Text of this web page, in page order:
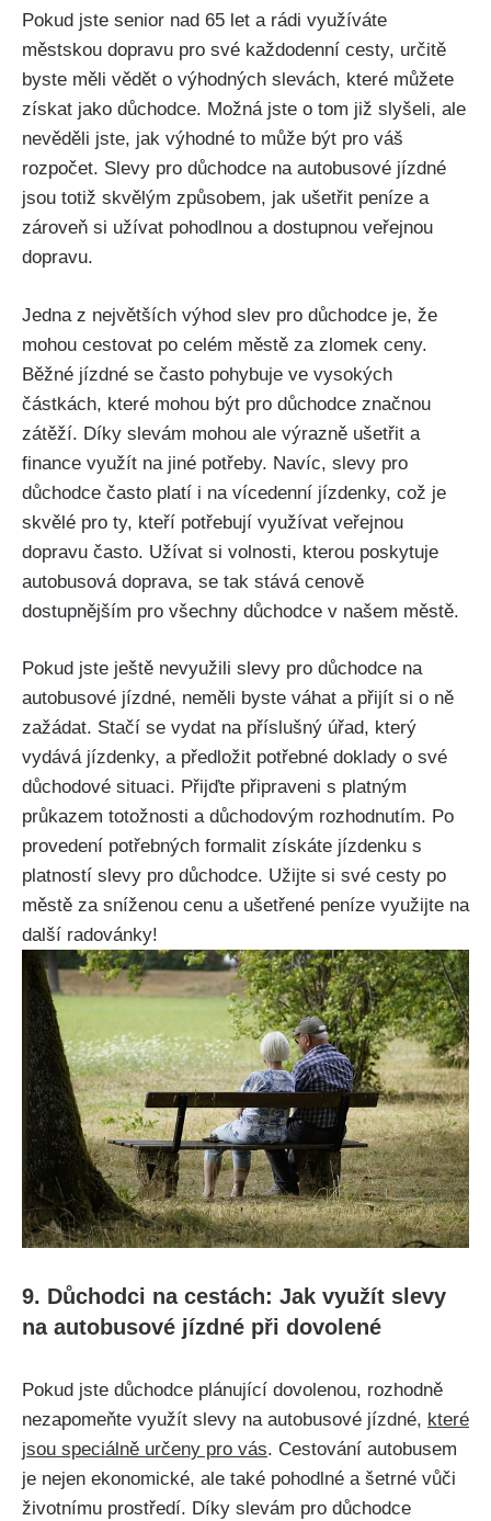
Pokud jste senior nad 65 let a rádi využíváte
městskou dopravu pro své každodenní cesty, určitě
byste měli vědět o výhodných slevách, které můžete
získat jako důchodce. Možná jste o tom již slyšeli, ale
nevěděli jste, jak výhodné to může být pro váš
rozpočet. Slevy pro důchodce na autobusové jízdné
jsou totiž skvělým způsobem, jak ušetřit peníze a
zároveň si užívat pohodlnou a dostupnou veřejnou
dopravu.
Jedna z největších výhod slev pro důchodce je, že
mohou cestovat po celém městě za zlomek ceny.
Běžné jízdné se často pohybuje ve vysokých
částkách, které mohou být pro důchodce značnou
zátěží. Díky slevám mohou ale výrazně ušetřit a
finance využít na jiné potřeby. Navíc, slevy pro
důchodce často platí i na vícedenní jízdenky, což je
skvělé pro ty, kteří potřebují využívat veřejnou
dopravu často. Užívat si volnosti, kterou poskytuje
autobusová doprava, se tak stává cenově
dostupnějším pro všechny důchodce v našem městě.
Pokud jste ještě nevyužili slevy pro důchodce na
autobusové jízdné, neměli byste váhat a přijít si o ně
zažádat. Stačí se vydat na příslušný úřad, který
vydává jízdenky, a předložit potřebné doklady o své
důchodové situaci. Přijďte připraveni s platným
průkazem totožnosti a důchodovým rozhodnutím. Po
provedení potřebných formalit získáte jízdenku s
platností slevy pro důchodce. Užijte si své cesty po
městě za sníženou cenu a ušetřené peníze využijte na
další radovánky!
9. Důchodci na cestách: Jak využít slevy
na autobusové jízdné při dovolené
Pokud jste důchodce plánující dovolenou, rozhodně
nezapomeňte využít slevy na autobusové jízdné, které
jsou speciálně určeny pro vás. Cestování autobusem
je nejen ekonomické, ale také pohodlné a šetrné vůči
životnímu prostředí. Díky slevám pro důchodce